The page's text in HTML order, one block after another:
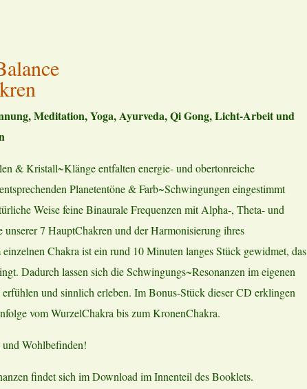
Meditation, Yoga, Ayurveda, Qi Gong, Licht-Arbeit und
& Kristall~Klänge entfalten energie- und obertonreiche
Planetentöne & Farb~Schwingungen eingestimmt
Weise feine Binaurale Frequenzen mit Alpha-, Theta- und
unserer 7 HauptChakren und der Harmonisierung ihres
einzelnen Chakra ist ein rund 10 Minuten langes Stück gewidmet, das
Dadurch lassen sich die Schwingungs~Resonanzen im eigenen
und sinnlich erleben. Im Bonus-Stück dieser CD erklingen
vom WurzelChakra bis zum KronenChakra.
Wohlbefinden!
findet sich im Download im Innenteil des Booklets.